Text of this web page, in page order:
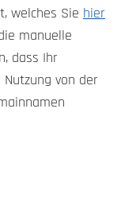
welches Sie hier
manuelle
dass Ihr
Nutzung von der